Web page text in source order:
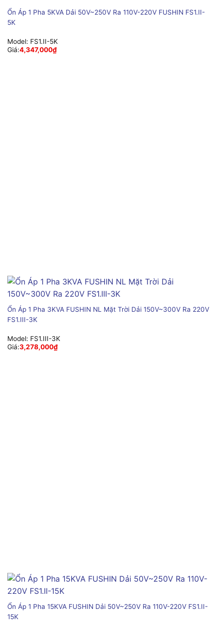
Ổn Áp 1 Pha 5KVA Dải 50V~250V Ra 110V-220V FUSHIN FS1.II-
5K
Model: FS1.II-5K
Giá:4,347,000₫
Ổn Áp 1 Pha 3KVA FUSHIN NL Mặt Trời Dải 150V~300V Ra 220V
FS1.III-3K
Model: FS1.III-3K
Giá:3,278,000₫
Ổn Áp 1 Pha 15KVA FUSHIN Dải 50V~250V Ra 110V-220V FS1.II-
15K